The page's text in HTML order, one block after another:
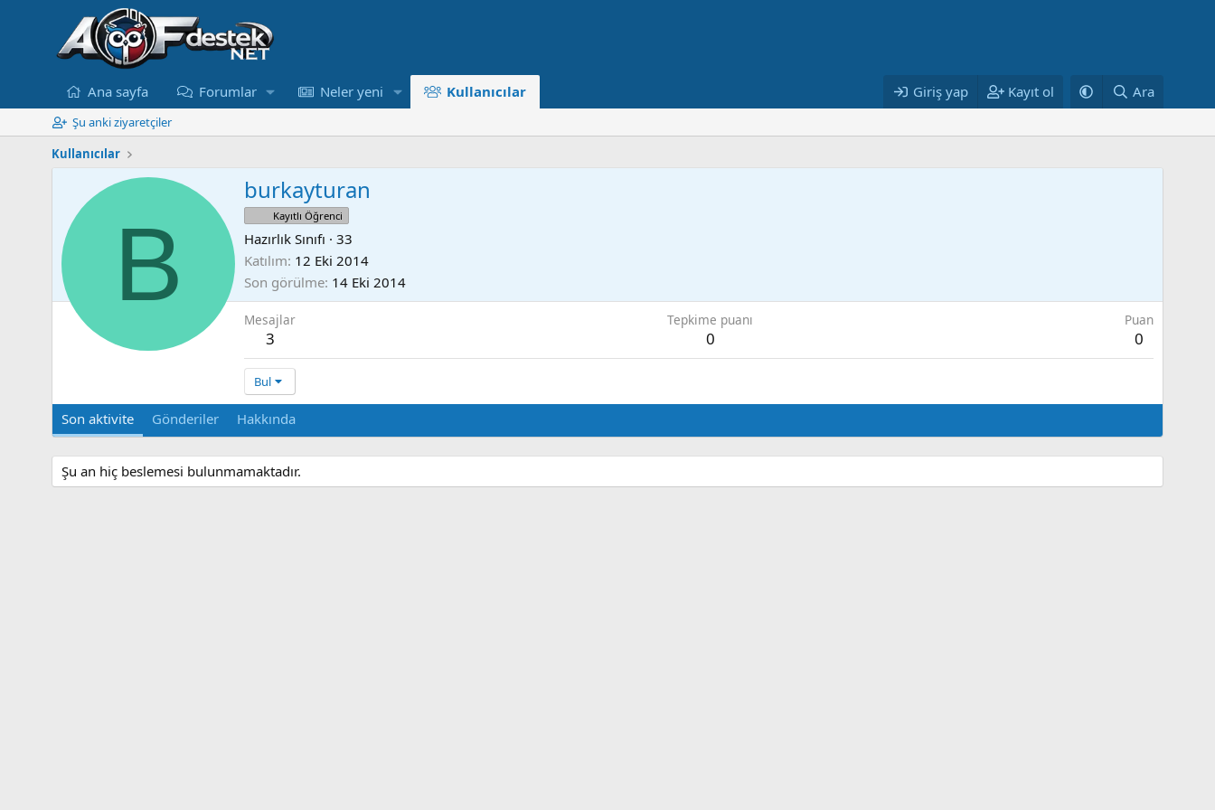
Ana sayfa Forumlar Neler yeni Kullanıcılar Giriş yap Kayıt ol Ara
Şu anki ziyaretçiler
Kullanıcılar
B
burkayturan
Kayıtlı Öğrenci
Hazırlık Sınıfı · 33
Katılım 12 Eki 2014
Son görülme 14 Eki 2014
Mesajlar
3
Tepkime puanı
0
Puan
0
Bul
Son aktivite Gönderiler Hakkında
Şu an hiç beslemesi bulunmamaktadır.